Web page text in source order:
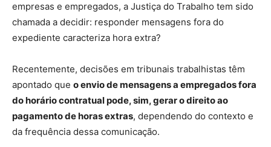
empresas e empregados, a Justiça do Trabalho tem sido
chamada a decidir: responder mensagens fora do
expediente caracteriza hora extra?
Recentemente, decisões em tribunais trabalhistas têm
apontado que o envio de mensagens a empregados fora
do horário contratual pode, sim, gerar o direito ao
pagamento de horas extras, dependendo do contexto e
da frequência dessa comunicação.